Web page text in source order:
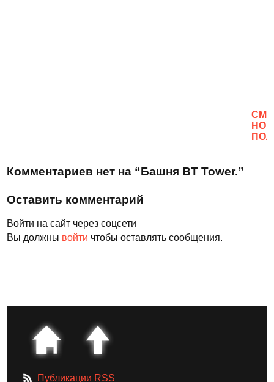
Комментариев нет на “Башня BT Tower.”
Оставить комментарий
Войти на сайт через соцсети
Вы должны войти чтобы оставлять сообщения.
Публикации RSS